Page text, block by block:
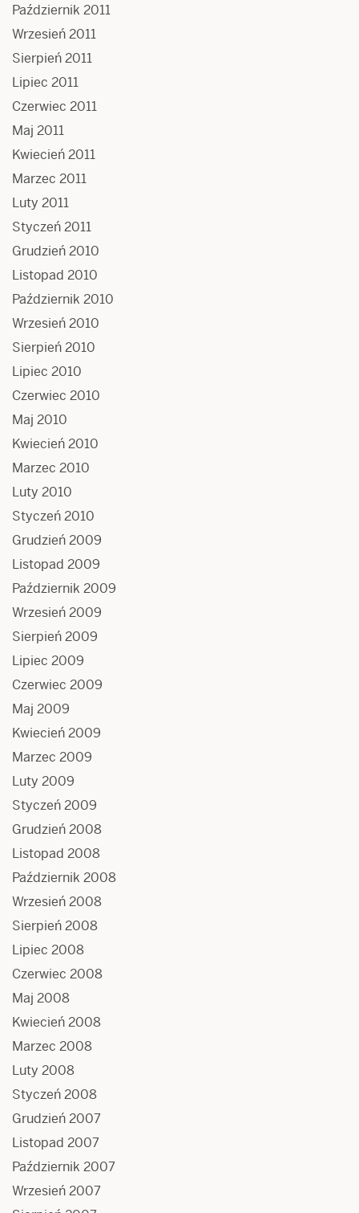
Październik 2011
Wrzesień 2011
Sierpień 2011
Lipiec 2011
Czerwiec 2011
Maj 2011
Kwiecień 2011
Marzec 2011
Luty 2011
Styczeń 2011
Grudzień 2010
Listopad 2010
Październik 2010
Wrzesień 2010
Sierpień 2010
Lipiec 2010
Czerwiec 2010
Maj 2010
Kwiecień 2010
Marzec 2010
Luty 2010
Styczeń 2010
Grudzień 2009
Listopad 2009
Październik 2009
Wrzesień 2009
Sierpień 2009
Lipiec 2009
Czerwiec 2009
Maj 2009
Kwiecień 2009
Marzec 2009
Luty 2009
Styczeń 2009
Grudzień 2008
Listopad 2008
Październik 2008
Wrzesień 2008
Sierpień 2008
Lipiec 2008
Czerwiec 2008
Maj 2008
Kwiecień 2008
Marzec 2008
Luty 2008
Styczeń 2008
Grudzień 2007
Listopad 2007
Październik 2007
Wrzesień 2007